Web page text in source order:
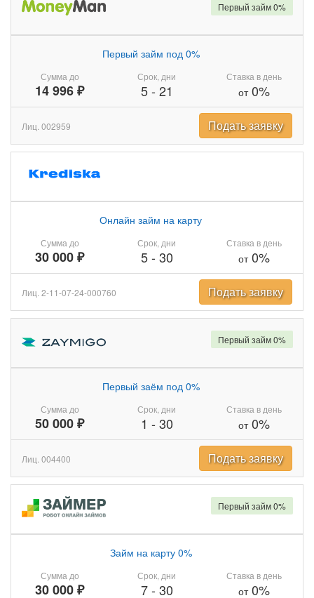
Сумма до
14 996 ₽
Первый займ под 0%
Срок, дни
5- 21
Ставка в день
от0%
Первый займ 0%
Лиц. 002959 Подать заявку
Сумма до
30 000 ₽
Онлайн займ на карту
Срок, дни
5- 30
Ставка в день
от0%
Лиц. 2-11-07-24-000760 Подать заявку
Сумма до
50 000 ₽
Первый заём под 0%
Срок, дни
1 - 30
Ставка в день
от0%
Первый займ 0%
Лиц. 004400 Подать заявку
Сумма до
30 000 ₽
Займ на карту 0%
Срок, дни
7- 30
Ставка в день
от0%
Первый займ 0%